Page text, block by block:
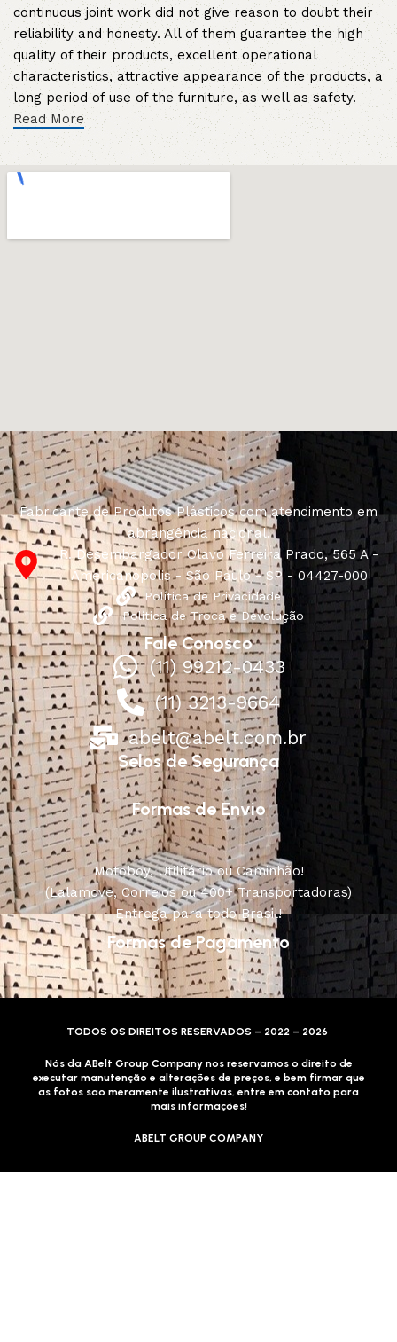
continuous joint work did not give reason to doubt their
reliability and honesty. All of them guarantee the high
quality of their products, excellent operational
characteristics, attractive appearance of the products, a
long period of use of the furniture, as well as safety.
Read More
Fabricante de Produtos Plásticos com atendimento em
abrangência nacional!
R. Desembargador Olavo Ferreira Prado, 565 A -
Americanópolis - São Paulo - SP - 04427-000
Política de Privacidade
Política de Troca e Devolução
Fale Conosco
(11) 99212-0433
(11) 3213-9664
abelt@abelt.com.br
Selos de Segurança
Formas de Envio
Motoboy, Utilitário ou Caminhão!
(Lalamove, Correios ou 400+ Transportadoras)
Entrega para todo Brasil!
Formas de Pagamento
TODOS OS DIREITOS RESERVADOS – 2022 – 2026
Nós da ABelt Group Company nos reservamos o direito de
executar manutenção e alterações de preços, e bem firmar que
as fotos sao meramente ilustrativas, entre em contato para
mais informações!
ABELT GROUP COMPANY